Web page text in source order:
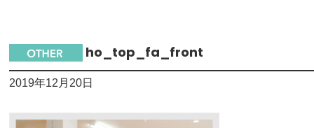
ho_top_fa_front
2019年12月20日